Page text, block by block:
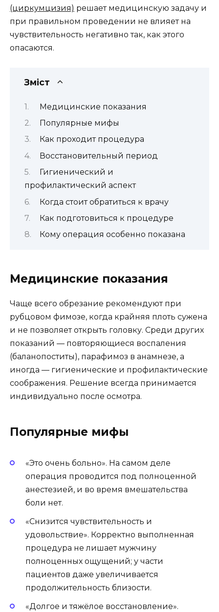
(циркумцизия) решает медицинскую задачу и
при правильном проведении не влияет на
чувствительность негативно так, как этого
опасаются.
Зміст
Медицинские показания
Популярные мифы
Как проходит процедура
Восстановительный период
Гигиенический и
профилактический аспект
Когда стоит обратиться к врачу
Как подготовиться к процедуре
Кому операция особенно показана
Медицинские показания
Чаще всего обрезание рекомендуют при
рубцовом фимозе, когда крайняя плоть сужена
и не позволяет открыть головку. Среди других
показаний — повторяющиеся воспаления
(баланопоститы), парафимоз в анамнезе, а
иногда — гигиенические и профилактические
соображения. Решение всегда принимается
индивидуально после осмотра.
Популярные мифы
«Это очень больно». На самом деле
операция проводится под полноценной
анестезией, и во время вмешательства
боли нет.
«Снизится чувствительность и
удовольствие». Корректно выполненная
процедура не лишает мужчину
полноценных ощущений; у части
пациентов даже увеличивается
продолжительность близости.
«Долгое и тяжёлое восстановление».